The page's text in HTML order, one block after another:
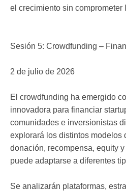
el crecimiento sin comprometer
Sesión 5: Crowdfunding –
2 de julio de 2026
El crowdfunding ha emergido
innovadora para financiar
comunidades e inversionistas
explorará los distintos modelos
donación, recompensa, equity
puede adaptarse a diferentes
Se analizarán plataformas,